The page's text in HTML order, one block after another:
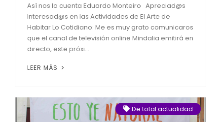
Así nos lo cuenta Eduardo Monteiro Apreciad@s
Interesad@s en las Actividades de El Arte de
Habitar Lo Cotidiano: Me es muy grato comunicaros
que el canal de televisión online Mindalia emitirá en
directo, este próxi...
LEER MÁS
De total actualidad